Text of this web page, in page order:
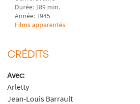
Durée: 189 min.
Année: 1945
Films apparentés
CRÉDITS
Avec:
Arletty
Jean-Louis Barrault